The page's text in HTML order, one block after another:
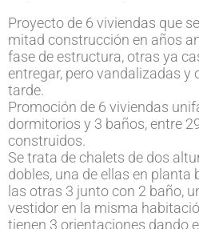
Proyecto de 6 viviendas que
mitad construcción en años
fase de estructura, otras ya
entregar, pero vandalizadas y
tarde.
Promoción de 6 viviendas
dormitorios y 3 baños, entre
construidos.
Se trata de chalets de dos
dobles, una de ellas en planta
las otras 3 junto con 2 baño,
vestidor en la misma
tienen 3 orientaciones dando